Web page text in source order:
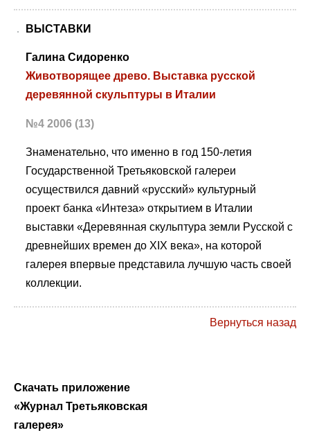
ВЫСТАВКИ
Галина Сидоренко
Животворящее древо. Выставка русской
деревянной скульптуры в Италии
№4 2006 (13)
Знаменательно, что именно в год 150-летия
Государственной Третьяковской галереи
осуществился давний «русский» культурный
проект банка «Интеза» открытием в Италии
выставки «Деревянная скульптура земли Русской с
древнейших времен до XIX века», на которой
галерея впервые представила лучшую часть своей
коллекции.
Вернуться назад
Скачать приложение
«Журнал Третьяковская
галерея»